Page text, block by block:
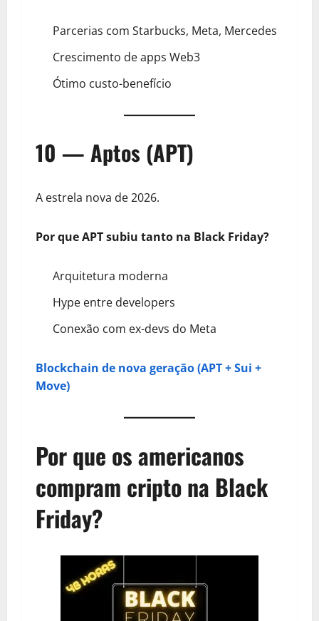
Parcerias com Starbucks, Meta, Mercedes
Crescimento de apps Web3
Ótimo custo-benefício
10 — Aptos (APT)
A estrela nova de 2026.
Por que APT subiu tanto na Black Friday?
Arquitetura moderna
Hype entre developers
Conexão com ex-devs do Meta
Blockchain de nova geração (APT + Sui +
Move)
Por que os americanos
compram cripto na Black
Friday?